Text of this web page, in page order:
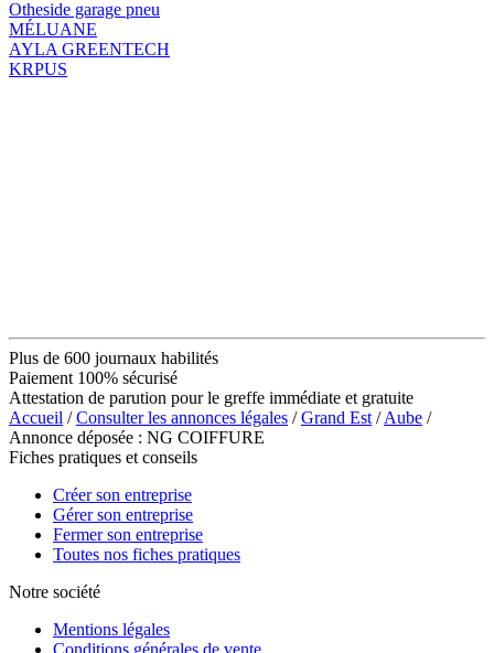
Otheside garage pneu
MÉLUANE
AYLA GREENTECH
KRPUS
Plus de 600 journaux habilités
Paiement 100% sécurisé
Attestation de parution pour le greffe immédiate et gratuite
Accueil /Consulter les annonces légales /Grand Est /Aube /
Annonce déposée : NG COIFFURE
Fiches pratiques et conseils
Créer son entreprise
Gérer son entreprise
Fermer son entreprise
Toutes nos fiches pratiques
Notre société
Mentions légales
Conditions générales de vente